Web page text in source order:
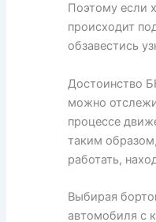
Поэтому если
происходит
обзавестись
Достоинство
можно
процессе
таким
работать,
Выбирая
автомобиля с